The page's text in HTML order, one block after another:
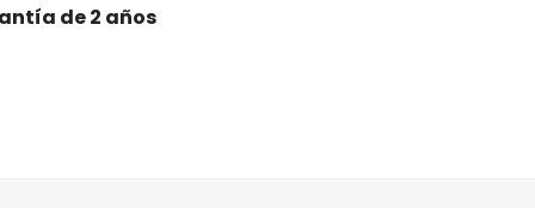
Tiempo de entrega estimado de
de 2 años